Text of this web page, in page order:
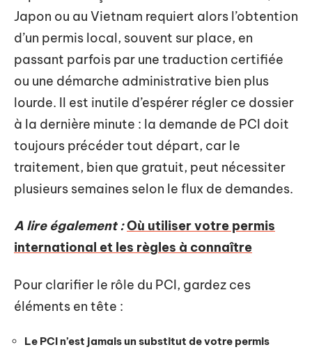
Japon ou au Vietnam requiert alors l’obtention
d’un permis local, souvent sur place, en
passant parfois par une traduction certifiée
ou une démarche administrative bien plus
lourde. Il est inutile d’espérer régler ce dossier
à la dernière minute : la demande de PCI doit
toujours précéder tout départ, car le
traitement, bien que gratuit, peut nécessiter
plusieurs semaines selon le flux de demandes.
A lire également :Où utiliser votre permis
international et les règles à connaître
Pour clarifier le rôle du PCI, gardez ces
éléments en tête :
Le PCI n’est jamais un substitut de votre permis